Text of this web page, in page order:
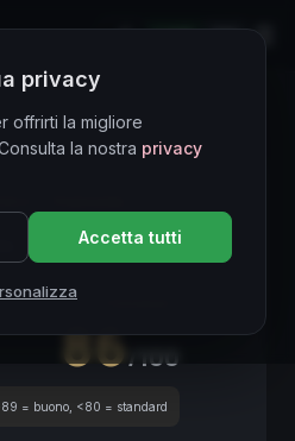
LIVE
GLOBALE
86/100
= buono, <80 = standard
privacy
offrirti la migliore
la nostra privacy
Accetta tutti